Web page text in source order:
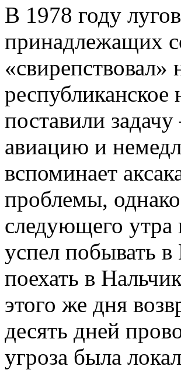
В 1978 году
принадлежащих
«свирепствовал»
республиканское
поставили
авиацию и
вспоминает
проблемы,
следующего утра
успел побывать
поехать в
этого же дня
десять дней
угроза была